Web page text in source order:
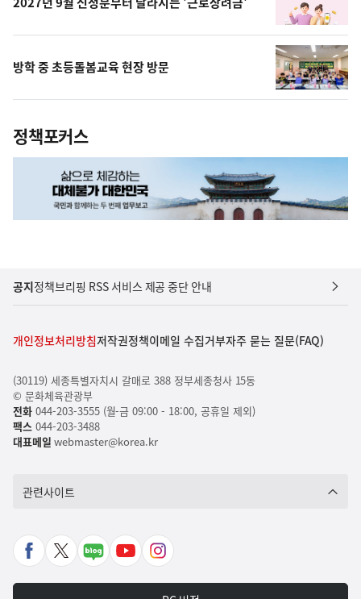
방학 중 초등돌봄교육 현장 방문
정책포커스
공지정책브리핑 RSS 서비스 제공 중단 안내
개인정보처리방침저작권정책이메일 수집거부자주 묻는 질문(FAQ)
(30119) 세종특별자치시 갈매로 388 정부세종청사 15동
© 문화체육관광부
전화044-203-3555 (월-금 09:00 - 18:00, 공휴일 제외)
팩스044-203-3488
대표메일 webmaster@korea.kr
관련사이트
페
X
네
유
인
타